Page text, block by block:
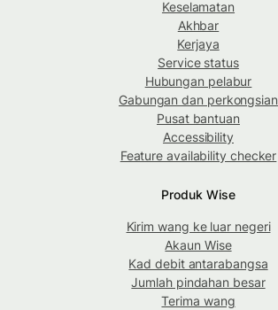
Keselamatan
Akhbar
Kerjaya
Service status
Hubungan pelabur
Gabungan dan perkongsian
Pusat bantuan
Accessibility
Feature availability checker
Produk Wise
Kirim wang ke luar negeri
Akaun Wise
Kad debit antarabangsa
Jumlah pindahan besar
Terima wang